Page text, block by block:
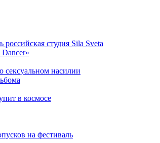
студия Sila Sveta
сексуальном насилии
в космосе
на фестиваль